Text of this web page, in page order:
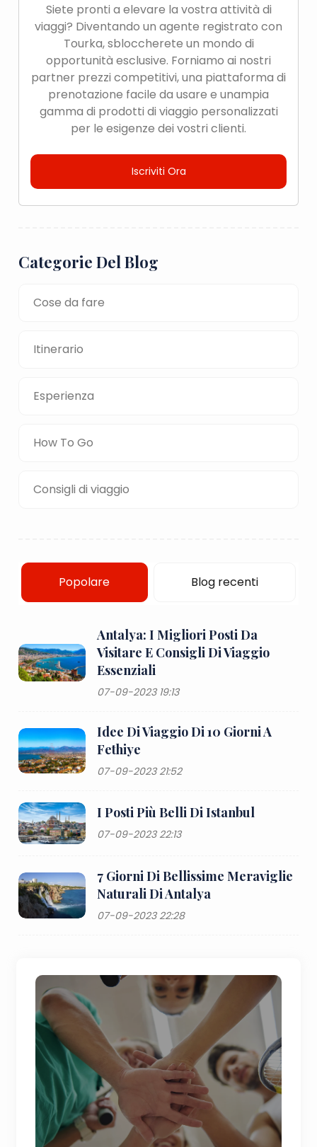
Siete pronti a elevare la vostra attività di
viaggi? Diventando un agente registrato con
Tourka, sbloccherete un mondo di
opportunità esclusive. Forniamo ai nostri
partner prezzi competitivi, una piattaforma di
prenotazione facile da usare e unampia
gamma di prodotti di viaggio personalizzati
per le esigenze dei vostri clienti.
Iscriviti Ora
Categorie Del Blog
Cose da fare
Itinerario
Esperienza
How To Go
Consigli di viaggio
Popolare Blog recenti
Antalya: I Migliori Posti Da
Visitare E Consigli Di Viaggio
Essenziali
07-09-2023 19:13
Idee Di Viaggio Di 10 Giorni A
Fethiye
07-09-2023 21:52
I Posti Più Belli Di Istanbul
07-09-2023 22:13
7 Giorni Di Bellissime Meraviglie
Naturali Di Antalya
07-09-2023 22:28